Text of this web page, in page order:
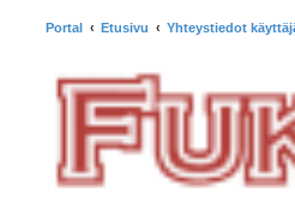
Portal Etusivu Yhteystiedot